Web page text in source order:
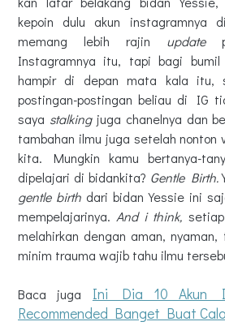
kepoin dulu akun instagramnya
memang lebih rajin update
Instagramnya itu, tapi bagi bumil
hampir di depan mata kala itu,
postingan-postingan beliau di IG
saya stalking juga chanelnya dan
tambahan ilmu juga setelah nonton
kita. Mungkin kamu bertanya-
dipelajari di bidankita? Gentle Birth.
gentle birth dari bidan Yessie ini
mempelajarinya. And i think,
melahirkan dengan aman,
minim trauma wajib tahu ilmu
Baca juga Ini Dia 10 Akun
Recommended Banget Buat